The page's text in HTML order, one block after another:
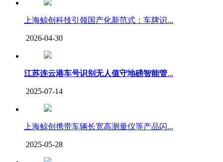
上海鲸创科技引领国产化新范式：车牌识...
2026-04-30
江苏连云港车号识别无人值守地磅智能管...
2025-07-14
上海鲸创携带车辆长宽高测量仪等产品闪...
2025-05-28